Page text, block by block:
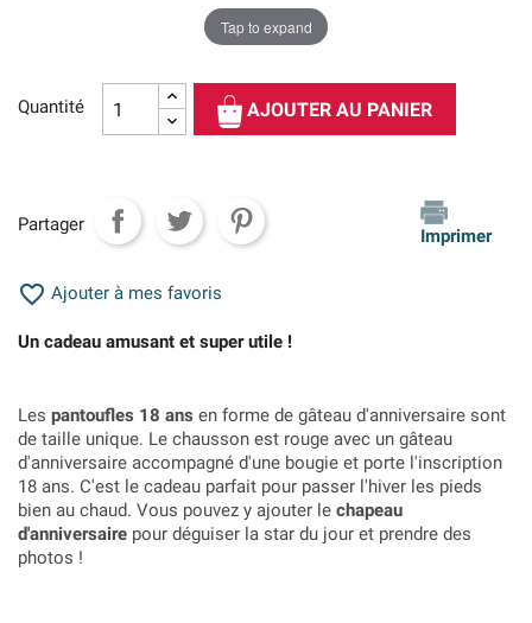
Tap to expand
Quantité AJOUTER AU PANIER
Partager
Imprimer
 Ajouter à mes favoris
Un cadeau amusant et super utile !
Les pantoufles 18 ans en forme de gâteau d'anniversaire sont
de taille unique. Le chausson est rouge avec un gâteau
d'anniversaire accompagné d'une bougie et porte l'inscription
18 ans. C'est le cadeau parfait pour passer l'hiver les pieds
bien au chaud. Vous pouvez y ajouter le chapeau
d'anniversaire pour déguiser la star du jour et prendre des
photos !